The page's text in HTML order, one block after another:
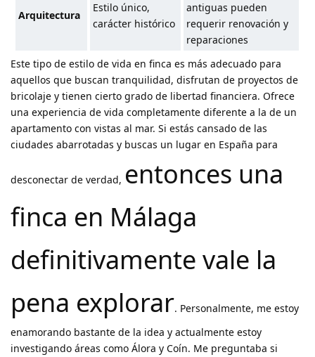
Arquitectura
Estilo único,
carácter histórico
antiguas pueden
requerir renovación y
reparaciones
Este tipo de estilo de vida en finca es más adecuado para
aquellos que buscan tranquilidad, disfrutan de proyectos de
bricolaje y tienen cierto grado de libertad financiera. Ofrece
una experiencia de vida completamente diferente a la de un
apartamento con vistas al mar. Si estás cansado de las
ciudades abarrotadas y buscas un lugar en España para
desconectar de verdad, entonces una
finca en Málaga
definitivamente vale la
pena explorar. Personalmente, me estoy
enamorando bastante de la idea y actualmente estoy
investigando áreas como Álora y Coín. Me preguntaba si